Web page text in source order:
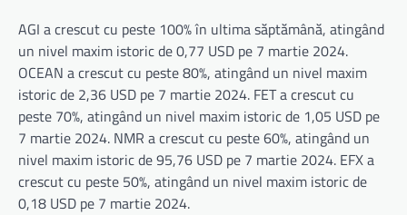
AGI a crescut cu peste 100% în ultima săptămână, atingând
un nivel maxim istoric de 0,77 USD pe 7 martie 2024.
OCEAN a crescut cu peste 80%, atingând un nivel maxim
istoric de 2,36 USD pe 7 martie 2024. FET a crescut cu
peste 70%, atingând un nivel maxim istoric de 1,05 USD pe
7 martie 2024. NMR a crescut cu peste 60%, atingând un
nivel maxim istoric de 95,76 USD pe 7 martie 2024. EFX a
crescut cu peste 50%, atingând un nivel maxim istoric de
0,18 USD pe 7 martie 2024.